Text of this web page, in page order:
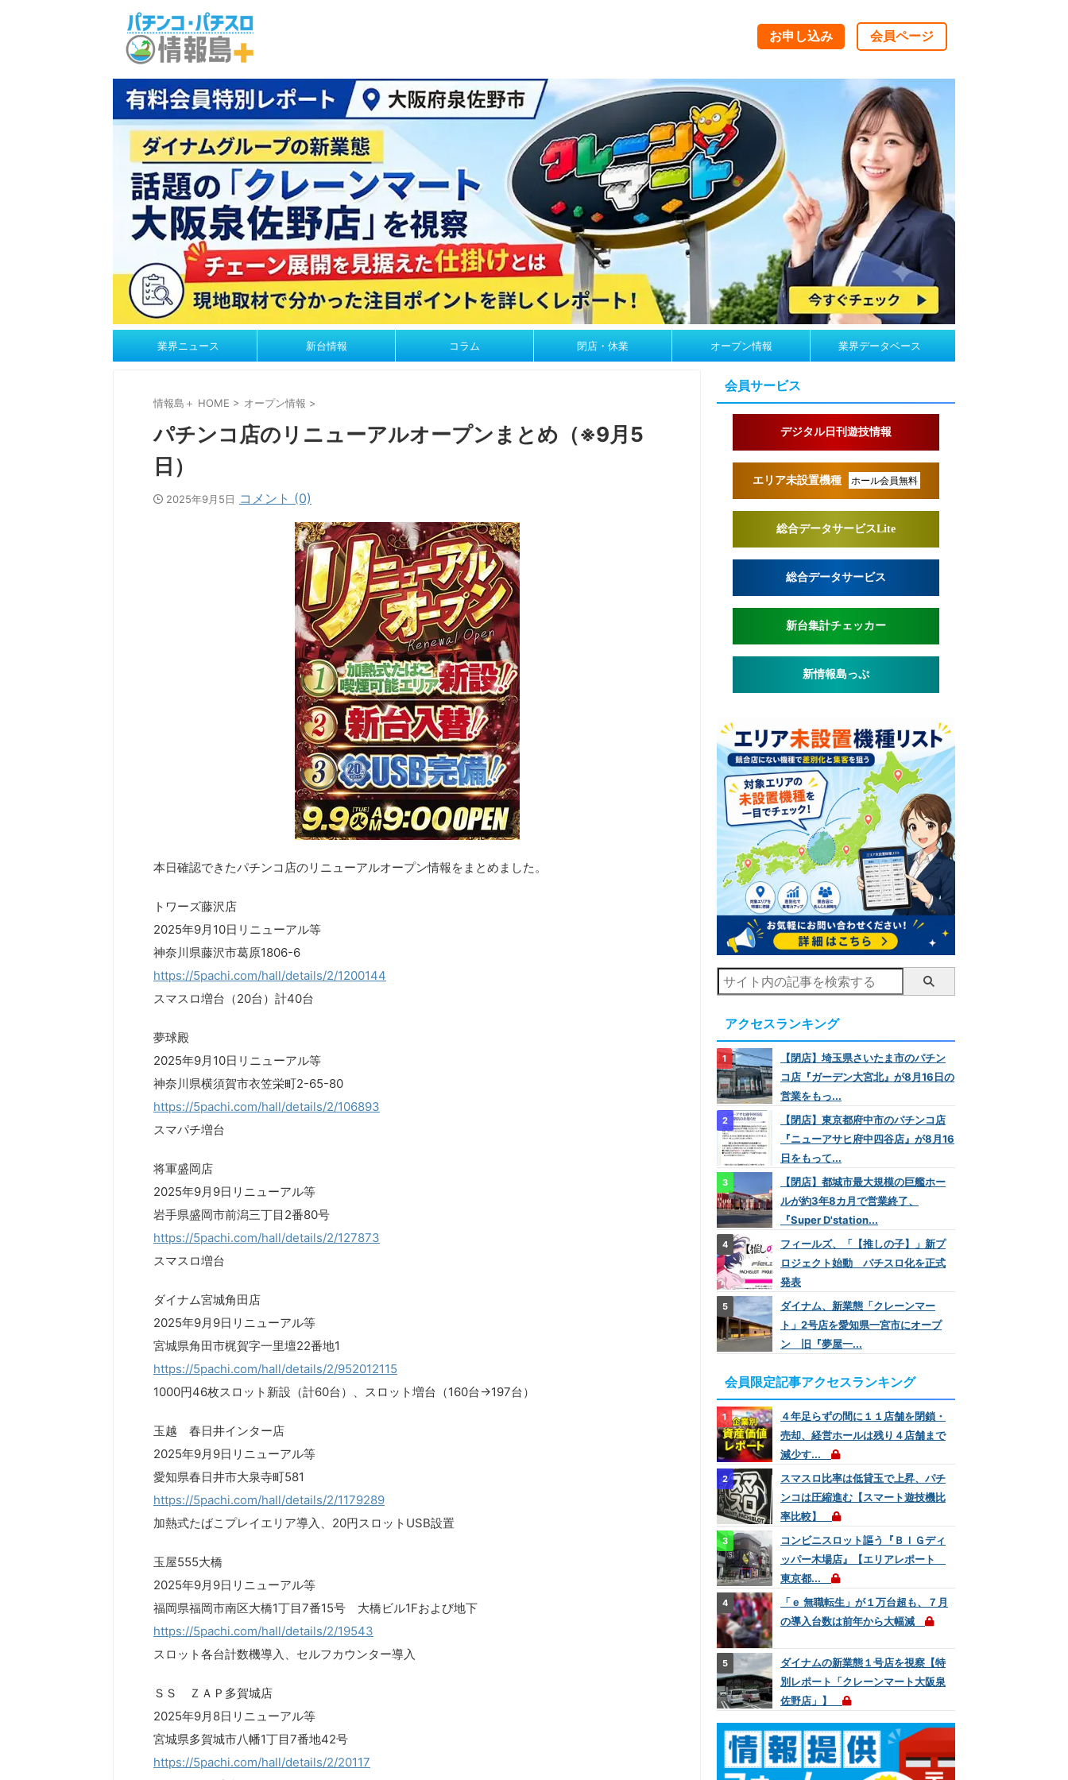
お申し込み 会員ページ
業界ニュース 新台情報 コラム 閉店・休業 オープン情報 業界データベース
情報島＋ HOME > オープン情報 >
パチンコ店のリニューアルオープンまとめ（※9月5
日）
2025年9月5日 コメント (0)
本日確認できたパチンコ店のリニューアルオープン情報をまとめました。
トワーズ藤沢店
2025年9月10日リニューアル等
神奈川県藤沢市葛原1806-6
https://5pachi.com/hall/details/2/1200144
スマスロ増台（20台）計40台
夢球殿
2025年9月10日リニューアル等
神奈川県横須賀市衣笠栄町2-65-80
https://5pachi.com/hall/details/2/106893
スマパチ増台
将軍盛岡店
2025年9月9日リニューアル等
岩手県盛岡市前潟三丁目2番80号
https://5pachi.com/hall/details/2/127873
スマスロ増台
ダイナム宮城角田店
2025年9月9日リニューアル等
宮城県角田市梶賀字一里壇22番地1
https://5pachi.com/hall/details/2/952012115
1000円46枚スロット新設（計60台）、スロット増台（160台→197台）
玉越 春日井インター店
2025年9月9日リニューアル等
愛知県春日井市大泉寺町581
https://5pachi.com/hall/details/2/1179289
加熱式たばこプレイエリア導入、20円スロットUSB設置
玉屋555大橋
2025年9月9日リニューアル等
福岡県福岡市南区大橋1丁目7番15号 大橋ビル1Fおよび地下
https://5pachi.com/hall/details/2/19543
スロット各台計数機導入、セルフカウンター導入
ＳＳ ＺＡＰ多賀城店
2025年9月8日リニューアル等
宮城県多賀城市八幡1丁目7番地42号
https://5pachi.com/hall/details/2/20117
会員サービス
デジタル日刊遊技情報
エリア未設置機種 ホール会員無料
総合データサービスLite
総合データサービス
新台集計チェッカー
新情報島っぷ
アクセスランキング
【閉店】埼玉県さいたま市のパチン
コ店『ガーデン大宮北』が8月16日の
営業をもっ...
【閉店】東京都府中市のパチンコ店
『ニューアサヒ府中四谷店』が8月16
日をもって...
【閉店】都城市最大規模の巨艦ホー
ルが約3年8カ月で営業終了、
『Super D'station...
フィールズ、「【推しの子】」新プ
ロジェクト始動 パチスロ化を正式
発表
ダイナム、新業態「クレーンマー
ト」2号店を愛知県一宮市にオープ
ン 旧『夢屋一...
会員限定記事アクセスランキング
４年足らずの間に１１店舗を閉鎖・
売却、経営ホールは残り４店舗まで
減少す...
スマスロ比率は低貸玉で上昇、パチ
ンコは圧縮進む【スマート遊技機比
率比較】
コンビニスロット謳う『ＢＩＧディ
ッパー木場店』【エリアレポート
東京都...
「ｅ 無職転生」が１万台超も、７月
の導入台数は前年から大幅減
ダイナムの新業態１号店を視察【特
別レポート「クレーンマート大阪泉
佐野店」】